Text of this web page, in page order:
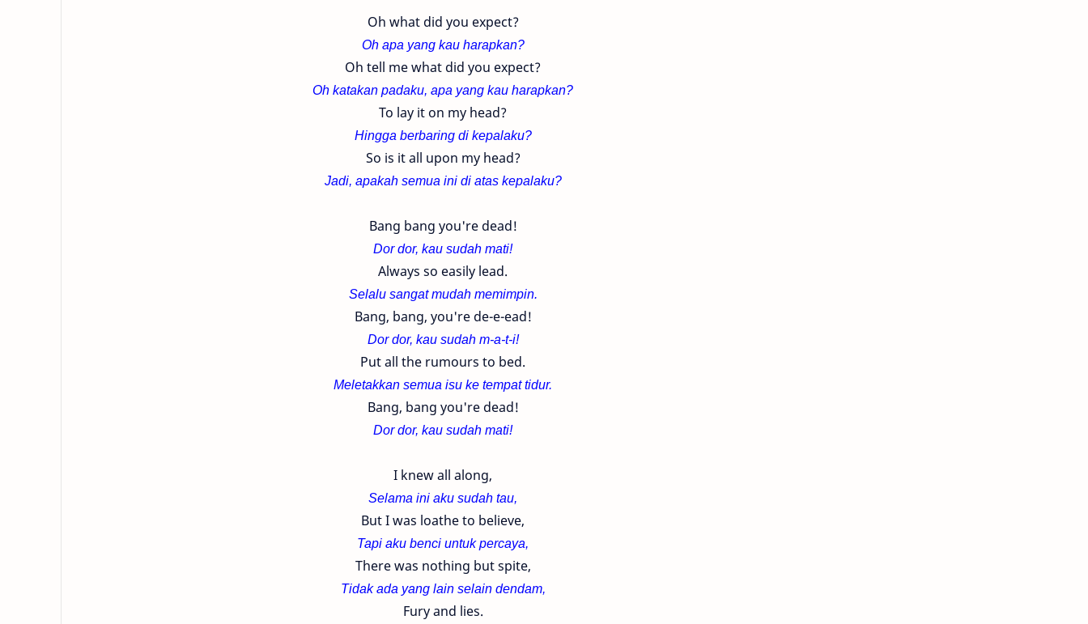
Oh what did you expect?
Oh apa yang kau harapkan?
Oh tell me what did you expect?
Oh katakan padaku, apa yang kau harapkan?
To lay it on my head?
Hingga berbaring di kepalaku?
So is it all upon my head?
Jadi, apakah semua ini di atas kepalaku?
Bang bang you're dead!
Dor dor, kau sudah mati!
Always so easily lead.
Selalu sangat mudah memimpin.
Bang, bang, you're de-e-ead!
Dor dor, kau sudah m-a-t-i!
Put all the rumours to bed.
Meletakkan semua isu ke tempat tidur.
Bang, bang you're dead!
Dor dor, kau sudah mati!
I knew all along,
Selama ini aku sudah tau,
But I was loathe to believe,
Tapi aku benci untuk percaya,
There was nothing but spite,
Tidak ada yang lain selain dendam,
Fury and lies.